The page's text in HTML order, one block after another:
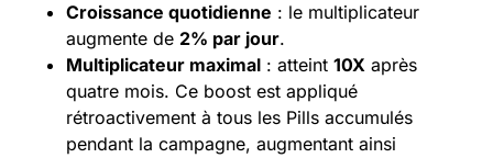
Croissance quotidienne : le multiplicateur
augmente de 2% par jour.
Multiplicateur maximal : atteint 10X après
quatre mois. Ce boost est appliqué
rétroactivement à tous les Pills accumulés
pendant la campagne, augmentant ainsi